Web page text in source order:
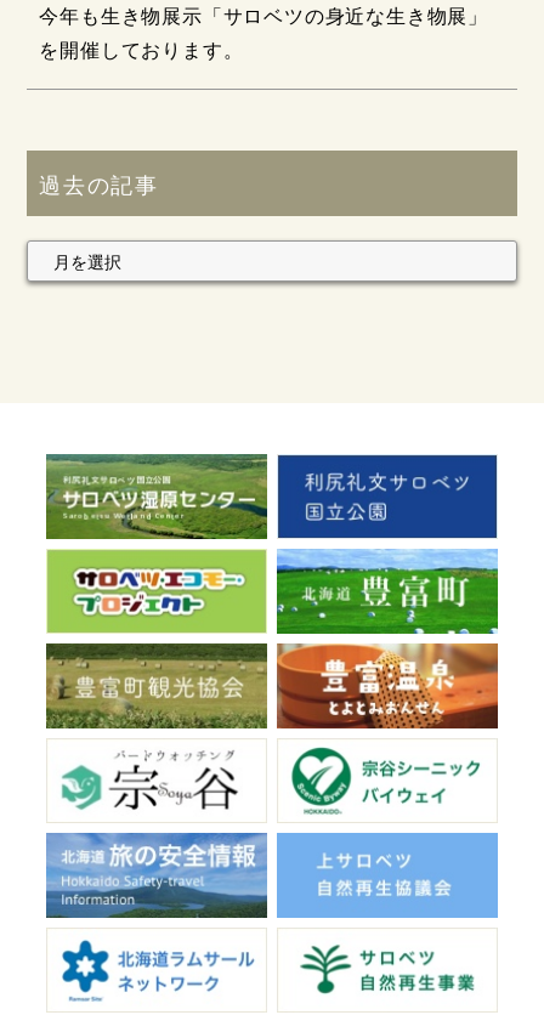
今年も生き物展示「サロベツの身近な生き物展」
を開催しております。
過去の記事